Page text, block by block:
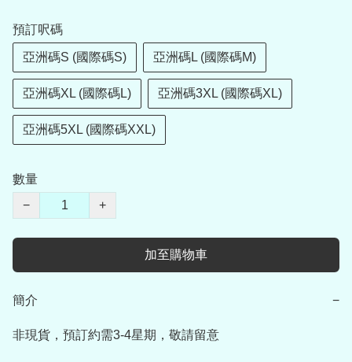
預訂呎碼
亞洲碼S (國際碼S) 亞洲碼L (國際碼M)
亞洲碼XL (國際碼L) 亞洲碼3XL (國際碼XL)
亞洲碼5XL (國際碼XXL)
數量
−
+
加至購物車
簡介 −
非現貨，預訂約需3-4星期，敬請留意